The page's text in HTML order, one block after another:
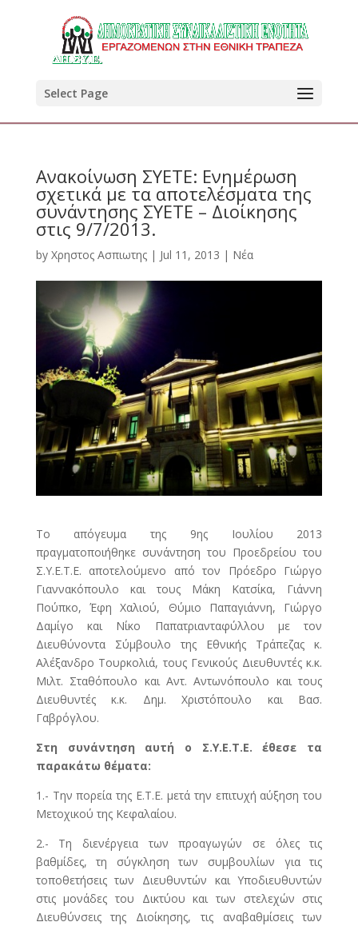
Select Page
Ανακοίνωση ΣΥΕΤΕ: Ενημέρωση
σχετικά με τα αποτελέσματα της
συνάντησης ΣΥΕΤΕ – Διοίκησης
στις 9/7/2013.
by Χρηστος Ασπιωτης| Jul 11, 2013 | Νέα
Το απόγευμα της 9ης Ιουλίου 2013
πραγματοποιήθηκε συνάντηση του Προεδρείου του
Σ.Υ.Ε.Τ.Ε. αποτελούμενο από τον Πρόεδρο Γιώργο
Γιαννακόπουλο και τους Μάκη Κατσίκα, Γιάννη
Πούπκο, Έφη Χαλιού, Θύμιο Παπαγιάννη, Γιώργο
Δαμίγο και Νίκο Παπατριανταφύλλου με τον
Διευθύνοντα Σύμβουλο της Εθνικής Τράπεζας κ.
Αλέξανδρο Τουρκολιά, τους Γενικούς Διευθυντές κ.κ.
Μιλτ. Σταθόπουλο και Αντ. Αντωνόπουλο και τους
Διευθυντές κ.κ. Δημ. Χριστόπουλο και Βασ.
Γαβρόγλου.
Στη συνάντηση αυτή ο Σ.Υ.Ε.Τ.Ε. έθεσε τα
παρακάτω θέματα:
1.- Την πορεία της Ε.Τ.Ε. μετά την επιτυχή αύξηση του
Μετοχικού της Κεφαλαίου.
2.- Τη διενέργεια των προαγωγών σε όλες τις
βαθμίδες, τη σύγκληση των συμβουλίων για τις
τοποθετήσεις των Διευθυντών και Υποδιευθυντών
στις μονάδες του Δικτύου και των στελεχών στις
Διευθύνσεις της Διοίκησης, τις αναβαθμίσεις των